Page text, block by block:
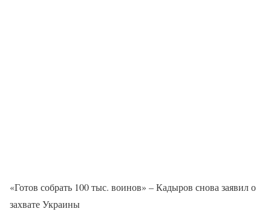
«Готов собрать 100 тыс. воинов» – Кадыров снова заявил о
захвате Украины